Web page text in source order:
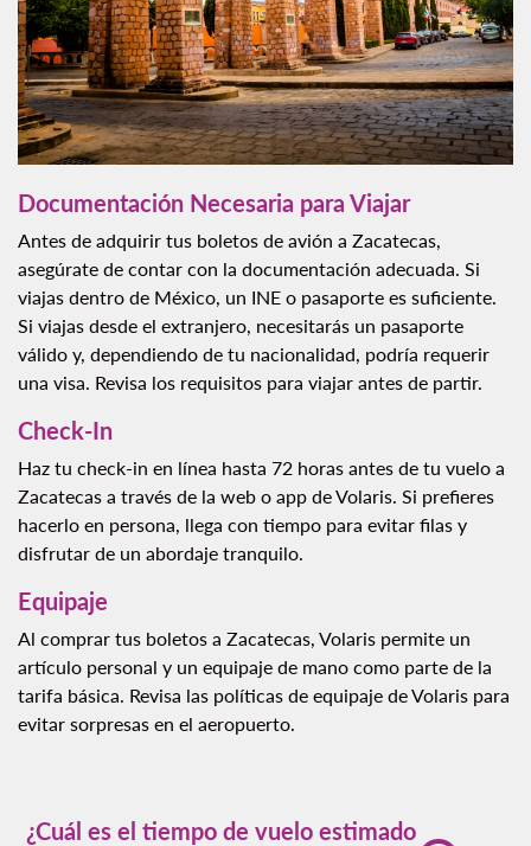
Documentación Necesaria para Viajar
Antes de adquirir tus boletos de avión a Zacatecas,
asegúrate de contar con la documentación adecuada. Si
viajas dentro de México, un INE o pasaporte es suficiente.
Si viajas desde el extranjero, necesitarás un pasaporte
válido y, dependiendo de tu nacionalidad, podría requerir
una visa. Revisa los requisitos para viajar antes de partir.
Check-In
Haz tu check-in en línea hasta 72 horas antes de tu vuelo a
Zacatecas a través de la web o app de Volaris. Si prefieres
hacerlo en persona, llega con tiempo para evitar filas y
disfrutar de un abordaje tranquilo.
Equipaje
Al comprar tus boletos a Zacatecas, Volaris permite un
artículo personal y un equipaje de mano como parte de la
tarifa básica. Revisa las políticas de equipaje de Volaris para
evitar sorpresas en el aeropuerto.
¿Cuál es el tiempo de vuelo estimado